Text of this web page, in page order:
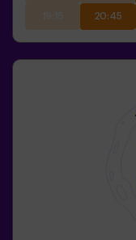
20:45